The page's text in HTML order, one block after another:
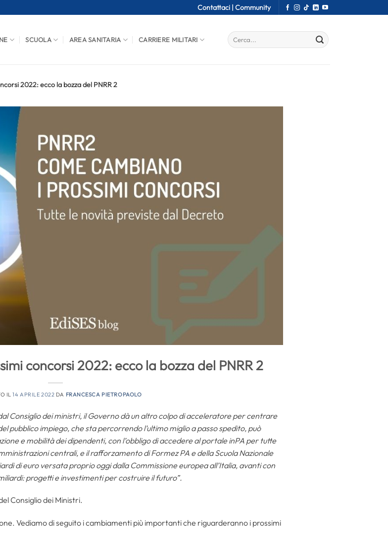
Contattaci | Community
SCUOLA AREA SANITARIA CARRIERE MILITARI
2022: ecco la bozza del PNRR 2
concorsi 2022: ecco la bozza del PNRR 2
IL14 APRILE 2022 DA FRANCESCA PIETROPAOLO
Consiglio dei ministri, il Governo dà un altro colpo di acceleratore per centrare
pubblico impiego, che sta percorrendo l’ultimo miglio a passo spedito, può
e mobilità dei dipendenti, con l’obbligo di accedere al portale inPA per tutte
centrali, e il rafforzamento di Formez PA e della Scuola Nazionale
di euro versata proprio oggi dalla Commissione europea all’Italia, avanti con
progetti e investimenti per costruire il futuro”.
Consiglio dei Ministri.
Vediamo di seguito i cambiamenti più importanti che riguarderanno i prossimi